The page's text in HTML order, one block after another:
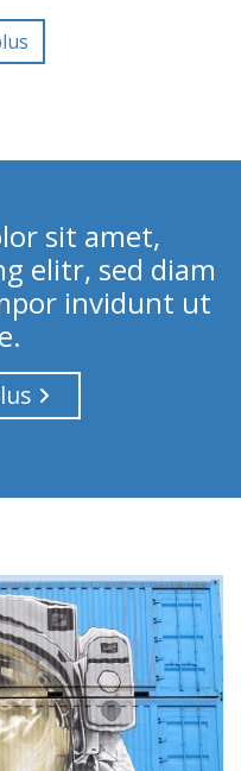
sit amet,
elitr, sed diam
invidunt ut